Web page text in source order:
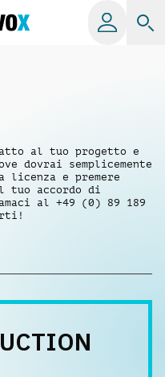
al tuo progetto e
dovrai semplicemente
e premere
accordo di
al +49 (0) 89 189